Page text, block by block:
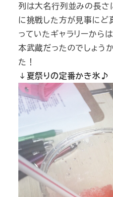
列は大名行列並みの長さ
に挑戦した方が見事にど
っていたギャラリーから
本武蔵だったのでしょう
た！
↓夏祭りの定番かき氷♪